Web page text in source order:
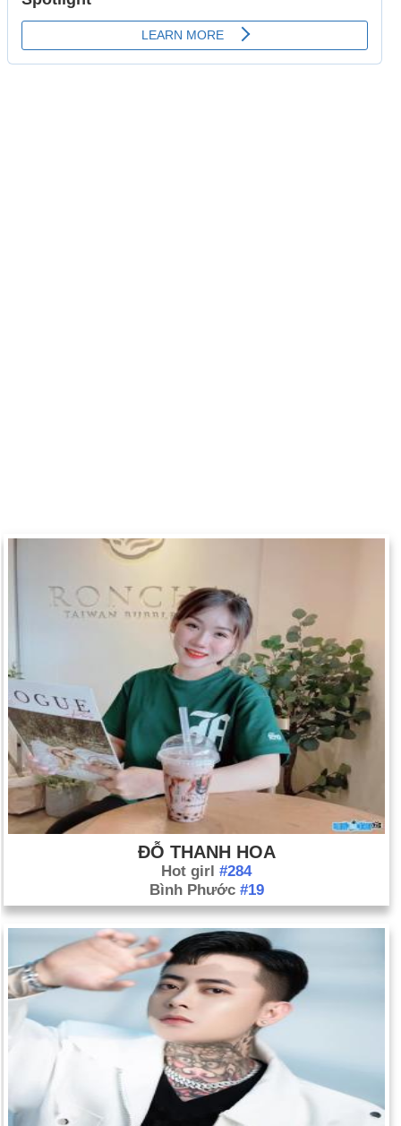
ĐỖ THANH HOA
Hot girl #284
Bình Phước #19